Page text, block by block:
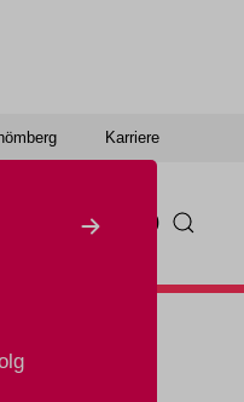
Karriere
07084 933-0